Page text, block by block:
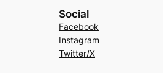
Social
Facebook
Instagram
Twitter/X